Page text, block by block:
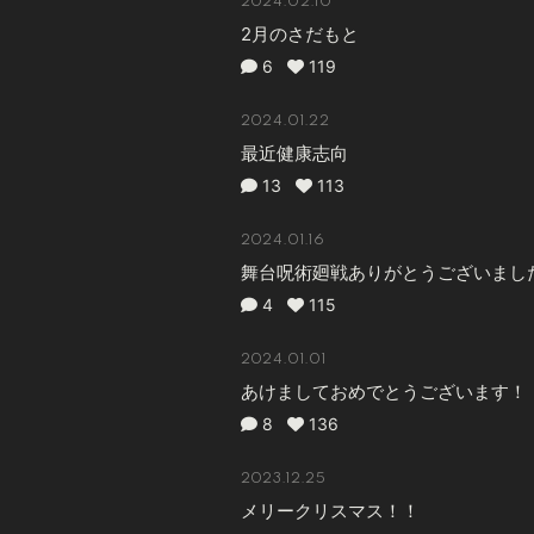
2月のさだもと
6 119
2024.01.22
最近健康志向
13 113
2024.01.16
舞台呪術廻戦ありがとうございまし
4 115
2024.01.01
あけましておめでとうございます！
8 136
2023.12.25
メリークリスマス！！